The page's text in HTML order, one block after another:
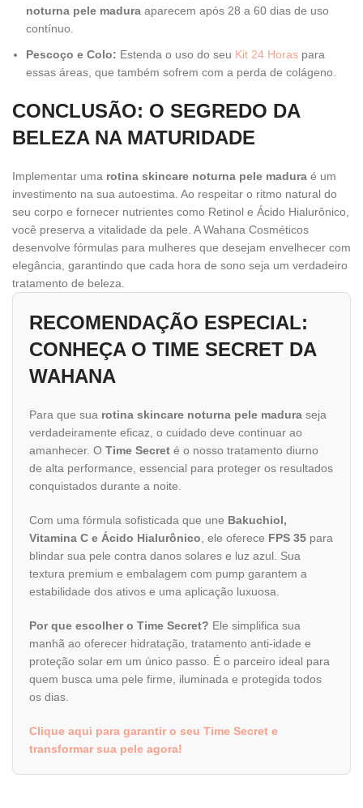
noturna pele madura aparecem após 28 a 60 dias de uso
contínuo.
Pescoço e Colo: Estenda o uso do seu Kit 24 Horas para
essas áreas, que também sofrem com a perda de colágeno.
CONCLUSÃO: O SEGREDO DA
BELEZA NA MATURIDADE
Implementar uma rotina skincare noturna pele madura é um
investimento na sua autoestima. Ao respeitar o ritmo natural do
seu corpo e fornecer nutrientes como Retinol e Ácido Hialurônico,
você preserva a vitalidade da pele. A Wahana Cosméticos
desenvolve fórmulas para mulheres que desejam envelhecer com
elegância, garantindo que cada hora de sono seja um verdadeiro
tratamento de beleza.
RECOMENDAÇÃO ESPECIAL:
CONHEÇA O TIME SECRET DA
WAHANA
Para que sua rotina skincare noturna pele madura seja
verdadeiramente eficaz, o cuidado deve continuar ao
amanhecer. O Time Secret é o nosso tratamento diurno
de alta performance, essencial para proteger os resultados
conquistados durante a noite.
Com uma fórmula sofisticada que une Bakuchiol,
Vitamina C e Ácido Hialurônico , ele oferece FPS 35 para
blindar sua pele contra danos solares e luz azul. Sua
textura premium e embalagem com pump garantem a
estabilidade dos ativos e uma aplicação luxuosa.
Por que escolher o Time Secret? Ele simplifica sua
manhã ao oferecer hidratação, tratamento anti-idade e
proteção solar em um único passo. É o parceiro ideal para
quem busca uma pele firme, iluminada e protegida todos
os dias.
Clique aqui para garantir o seu Time Secret e
transformar sua pele agora!